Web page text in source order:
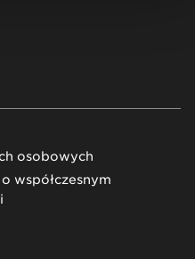
osobowych
współczesnym